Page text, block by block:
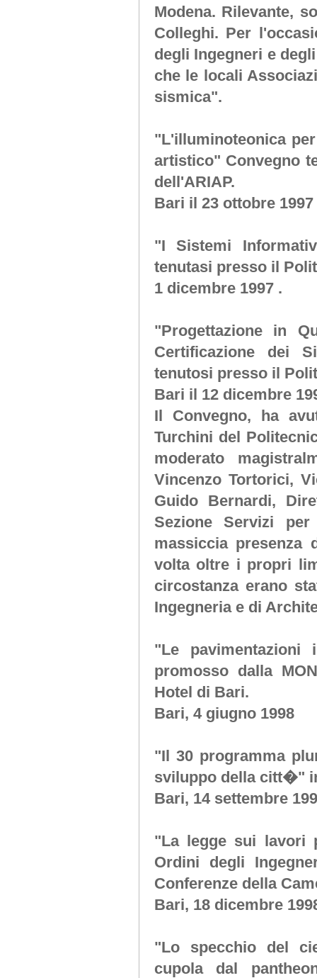
Modena. Rilevante,
Colleghi. Per
degli Ingegneri e
che le locali
sismica".
"L'illuminoteonica
artistico" Convegno
dell'ARIAP.
Bari il 23 ottobre 1997
"I Sistemi
tenutasi presso il
1 dicembre 1997 .
"Progettazione in
Certificazione dei
tenutosi presso il
Bari il 12 dicembre
Il Convegno, ha
Turchini del
moderato
Vincenzo Tortorici,
Guido Bernardi,
Sezione Servizi
massiccia presenza
volta oltre i propri
circostanza erano
Ingegneria e di
"Le pavimentazioni
promosso dalla
Hotel di Bari.
Bari, 4 giugno 1998
"Il 30 programma
sviluppo della citt�"
Bari, 14 settembre
"La legge sui
Ordini degli
Conferenze della
Bari, 18 dicembre
"Lo specchio del
cupola dal